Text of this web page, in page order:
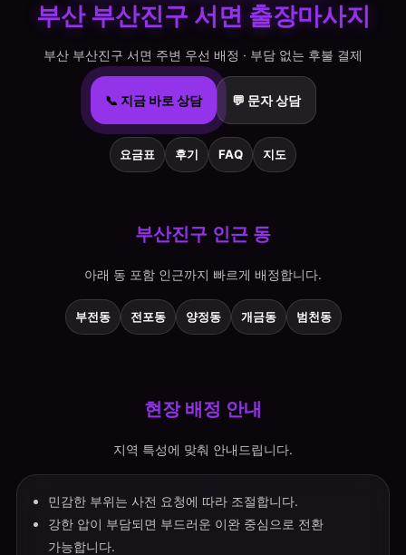
부산 부산진구 서면 출장마사지
부산 부산진구 서면 주변 우선 배정 · 부담 없는 후불 결제
📞 지금 바로 상담 💬 문자 상담
요금표 후기 FAQ 지도
부산진구 인근 동
아래 동 포함 인근까지 빠르게 배정합니다.
부전동 전포동 양정동 개금동 범천동
현장 배정 안내
지역 특성에 맞춰 안내드립니다.
민감한 부위는 사전 요청에 따라 조절합니다.
강한 압이 부담되면 부드러운 이완 중심으로 전환
가능합니다.